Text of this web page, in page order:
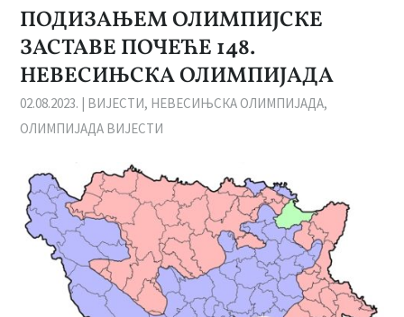
ПОДИЗАЊЕМ ОЛИМПИЈСКЕ
ЗАСТАВЕ ПОЧЕЋЕ 148.
НЕВЕСИЊСКА ОЛИМПИЈАДА
02.08.2023. | ВИЈЕСТИ, НЕВЕСИЊСКА ОЛИМПИЈАДА,
ОЛИМПИЈАДА ВИЈЕСТИ